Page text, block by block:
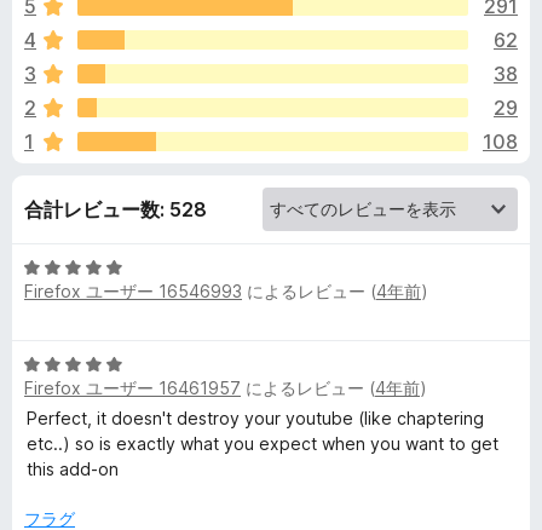
ー
ド
オ
ン
u
b
A
u
d
i
o
.
の
価
5
291
4
62
3
38
2
29
1
108
合計レビュー数: 528
5
段
5
の
評
価
Firefox ユーザー 16546993 によるレビュー (4年前)
5
段
階
中
5
評
Firefox ユーザー 16461957 によるレビュー (4年前)
Perfect, it doesn't destroy your youtube (like chaptering
etc..) so is exactly what you expect when you want to get
this add-on
フラグ